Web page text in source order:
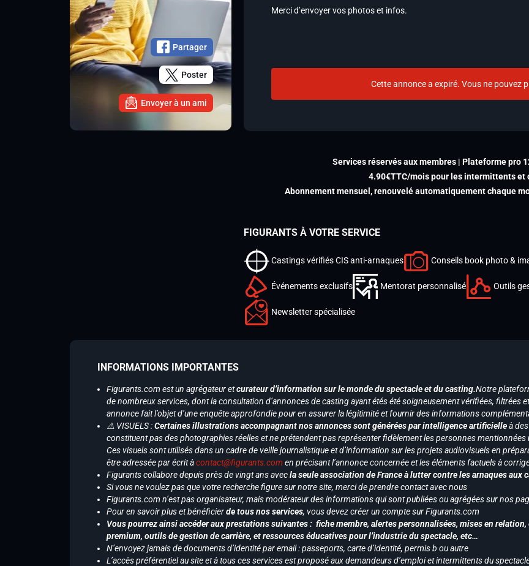
Partager
Poster
Envoyer à un ami
Merci d’envoyer vos photos et infos.
Cette annonce a expiré. Vous ne pouvez
Services réservés aux membres | Plateforme pro
4.90€TTC/mois pour les intermittents et
Abonnement mensuel, renouvelé automatiquement chaque
FIGURANTS À VOTRE SERVICE
Castings vérifiés CIS anti-arnaques Conseils book photo &
Événements exclusifs Mentorat personnalisé Outils
Newsletter spécialisée
INFORMATIONS IMPORTANTES
Figurants.com est un agrégateur etcurateur d’information sur le monde du spectacle et du casting.Notre
de nombreux services, dont la consultation d’annonces de casting ayant étés été soigneusement vérifiées, filtrées
annonce fait l’objet d’une enquête approfondie pour en assurer la légitimité et fournir des informations
⚠️ VISUELS :Certaines illustrations accompagnant nos annonces sont générées par intelligence artificielleà
constituent pas des photographies réelles et ne prétendent pas représenter fidèlement les personnes
Ces visuels sont utilisés dans un cadre de veille journalistique et d’information sur les projets audiovisuels en
être adressée par écrit àcontact@figurants.com en précisant l’annonce concernée et les éléments factuels à
Figurants collabore depuis près de vingt ans avecla seule association de France à lutter contre les arnaques aux
Si vous ne voulez pas que votre recherche figure sur notre site, merci de prendre contact avec nous
Figurants.com n’est pas organisateur, mais modérateur des informations qui sont publiées ou agrégées sur nos
Pour en savoir plus et bénéficierde tous nos services, vous devez créer un compte sur Figurants.com
Vous pourrez ainsi accéder aux prestations suivantes : fiche membre, alertes personnalisées, mises en
premium, outils de gestion de carrière, et ressources éducatives pour l’industrie du spectacle, etc…
N’envoyez jamais de documents d’identité par email : passeports, carte d’identité, permis b ou autre
L’accès préférentiel au site et à tous ces services est proposé aux demandeurs d’emploi et intermittents du